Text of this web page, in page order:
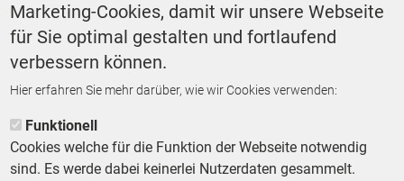
Marketing-Cookies, damit wir unsere Webseite
für Sie optimal gestalten und fortlaufend
verbessern können.
Hier erfahren Sie mehr darüber, wie wir Cookies verwenden:
Funktionell
Cookies welche für die Funktion der Webseite notwendig
sind. Es werde dabei keinerlei Nutzerdaten gesammelt.